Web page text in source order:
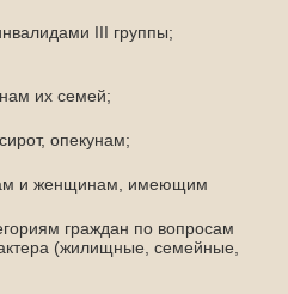
III группы;
их семей;
опекунам;
и женщинам, имеющим
граждан по вопросам
(жилищные, семейные,